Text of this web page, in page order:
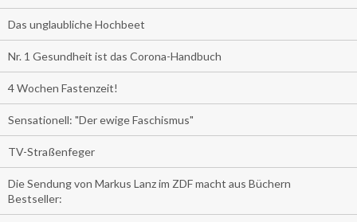
Das unglaubliche Hochbeet
Nr. 1 Gesundheit ist das Corona-Handbuch
4 Wochen Fastenzeit!
Sensationell: "Der ewige Faschismus"
TV-Straßenfeger
Die Sendung von Markus Lanz im ZDF macht aus Büchern
Bestseller: